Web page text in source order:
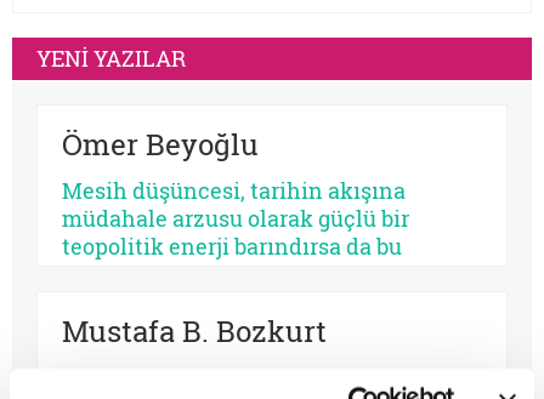
YENİ YAZILAR
Ömer Beyoğlu
Mesih düşüncesi, tarihin akışına
müdahale arzusu olarak güçlü bir
teopolitik enerji barındırsa da bu
tehlikeli bir apokaliptizmi tetikler.
her tasavvur, şimdiyi ve insan iradesini
Mustafa B. Bozkurt